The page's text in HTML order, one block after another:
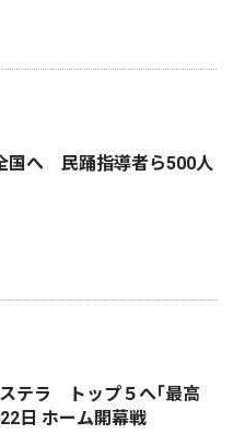
国へ 民踊指導者ら500人
テラ トップ５へ｢最高
日 ホーム開幕戦